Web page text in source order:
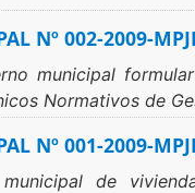
Nº 002-2009-
municipal
Normativos de
Nº 001-2009-
de